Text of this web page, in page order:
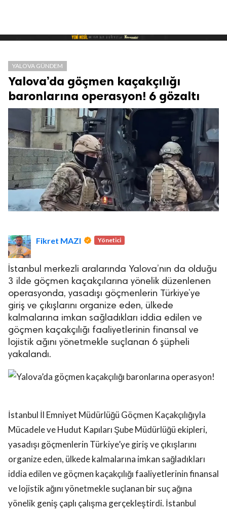
Asayiş
Saklıdır.
YALOVA GÜNDEM
Yalova’da göçmen kaçakçılığı
baronlarına operasyon! 6 gözaltı
Fikret MAZI Yönetici
İstanbul merkezli aralarında Yalova’nın da olduğu
3 ilde göçmen kaçakçılarına yönelik düzenlenen
operasyonda, yasadışı göçmenlerin Türkiye’ye
giriş ve çıkışlarını organize eden, ülkede
kalmalarına imkan sağladıkları iddia edilen ve
göçmen kaçakçılığı faaliyetlerinin finansal ve
lojistik ağını yönetmekle suçlanan 6 şüpheli
yakalandı.
İstanbul İl Emniyet Müdürlüğü Göçmen Kaçakçılığıyla
Mücadele ve Hudut Kapıları Şube Müdürlüğü ekipleri,
yasadışı göçmenlerin Türkiye’ye giriş ve çıkışlarını
organize eden, ülkede kalmalarına imkan sağladıkları
iddia edilen ve göçmen kaçakçılığı faaliyetlerinin finansal
ve lojistik ağını yönetmekle suçlanan bir suç ağına
yönelik geniş çaplı çalışma gerçekleştirdi. İstanbul